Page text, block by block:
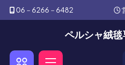
06－6266－6482
ペルシャ絨